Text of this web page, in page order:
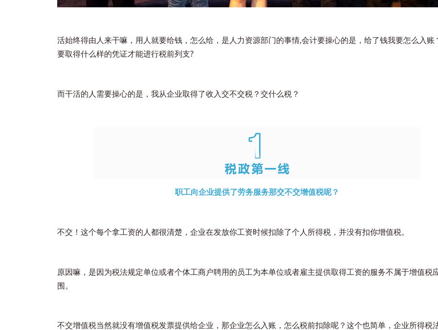
活始终得由人来干嘛，用人就要给钱，怎么给，是人力资源部门的事情,会计要操心的是，给了钱我要怎么入账
要取得什么样的凭证才能进行税前列支?
而干活的人需要操心的是，我从企业取得了收入交不交税？交什么税？
职工向企业提供了劳务服务那交不交增值税呢？
不交！这个每个拿工资的人都很清楚，企业在发放你工资时候扣除了个人所得税，并没有扣你增值税。
原因嘛，是因为税法规定单位或者个体工商户聘用的员工为本单位或者雇主提供取得工资的服务不属于增值税
围。
不交增值税当然就没有增值税发票提供给企业，那企业怎么入账，怎么税前扣除呢？这个也简单，企业所得税